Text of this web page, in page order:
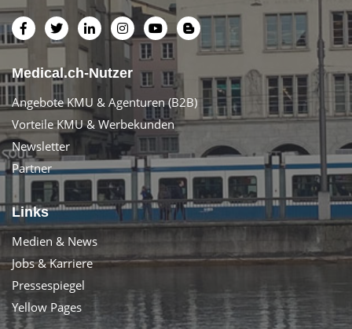
Medical.ch-Nutzer
Angebote KMU & Agenturen (B2B)
Vorteile KMU & Werbekunden
Newsletter
Partner
Links
Medien & News
Jobs & Karriere
Pressespiegel
Yellow Pages